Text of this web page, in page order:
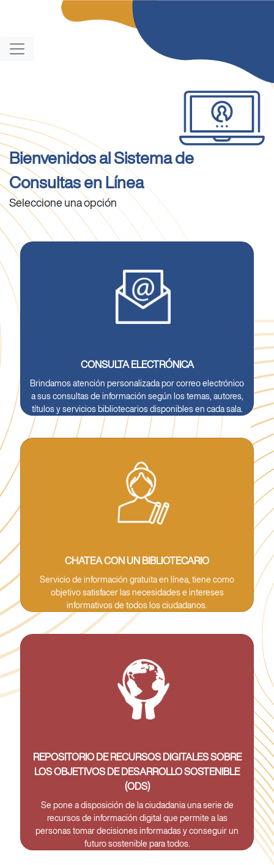
Bienvenidos al Sistema de
Consultas en Línea
Seleccione una opción
CONSULTA ELECTRÓNICA
Brindamos atención personalizada por correo electrónico
a sus consultas de información según los temas, autores,
títulos y servicios bibliotecarios disponibles en cada sala.
CHATEA CON UN BIBLIOTECARIO
Servicio de información gratuita en línea, tiene como
objetivo satisfacer las necesidades e intereses
informativos de todos los ciudadanos.
REPOSITORIO DE RECURSOS DIGITALES SOBRE
LOS OBJETIVOS DE DESARROLLO SOSTENIBLE
(ODS)
Se pone a disposición de la ciudadania una serie de
recursos de información digital que permite a las
personas tomar decisiones informadas y conseguir un
futuro sostenible para todos.